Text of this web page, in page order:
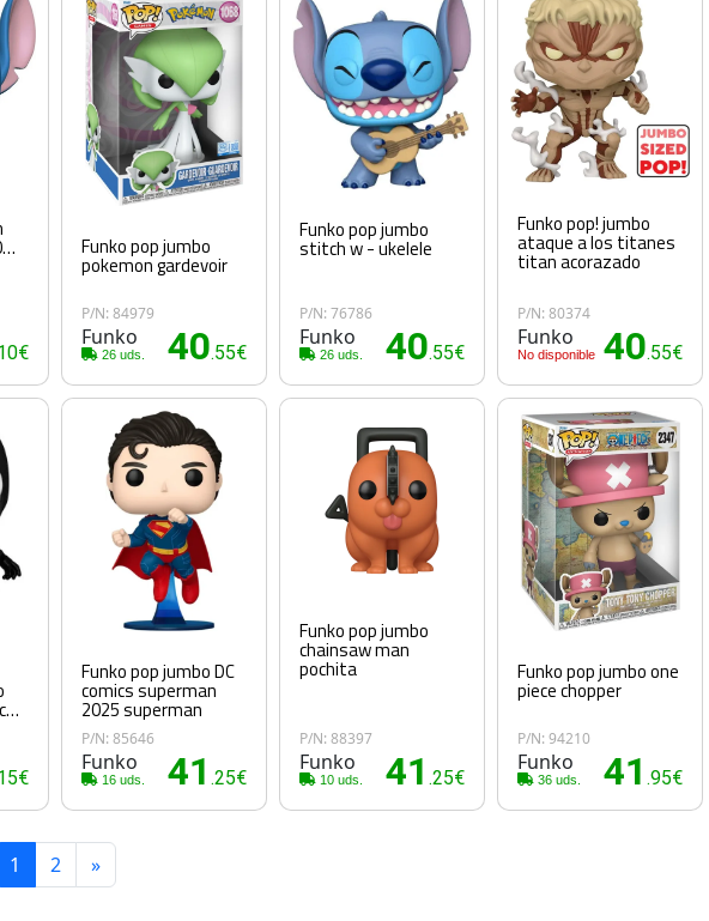
Funko pop jumbo
pokemon gardevoir
P/N: 84979
Funko
26 uds. 40.55€
Funko pop jumbo
stitch w - ukelele
P/N: 76786
Funko
26 uds. 40.55€
Funko pop! jumbo
ataque a los titanes
titan acorazado
P/N: 80374
Funko
No disponible 40.55€
Funko pop jumbo DC
comics superman
2025 superman
P/N: 85646
Funko
16 uds. 41.25€
Funko pop jumbo
chainsaw man
pochita
P/N: 88397
Funko
10 uds. 41.25€
Funko pop jumbo one
piece chopper
P/N: 94210
Funko
36 uds. 41 .95€
1 2 »